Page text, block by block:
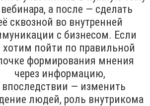
а после — сделать
сквозной во внутренней
с бизнесом. Если
пойти по правильной
формирования мнения
через информацию,
впоследствии — изменить
людей, роль внутрикома